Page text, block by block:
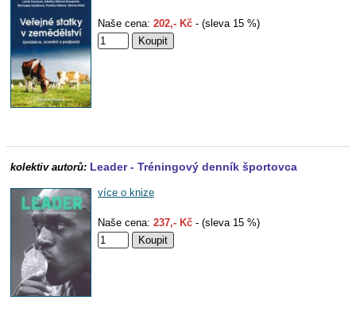
Naše cena: 202,- Kč - (sleva 15 %)
kolektiv autorů: Leader - Tréningový denník športovca
více o knize
Naše cena: 237,- Kč - (sleva 15 %)